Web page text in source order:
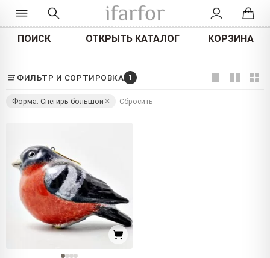
ПОИСК ОТКРЫТЬ КАТАЛОГ КОРЗИНА
ФИЛЬТР И СОРТИРОВКА 1
Форма: Снегирь большой Сбросить